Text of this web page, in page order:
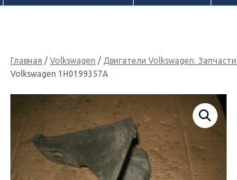
Главная /Volkswagen / Двигатели Volkswagen.
Volkswagen 1H0199357A